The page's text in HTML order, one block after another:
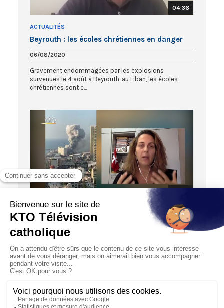
04:36
ACTUALITÉS
Beyrouth : les écoles chrétiennes en danger
06/08/2020
Gravement endommagées par les explosions
survenues le 4 août à Beyrouth, au Liban, les écoles
chrétiennes sont e...
ACTUALITÉS
Beyrouth : "Ne laissez pas tomber notre beau
pays !"
05/08/2020
Après l’explosion qui a meurtri ce mardi 4 août 2020 la
ville de #Beyrouth, capitale du #Liban, Oumayma Farah,